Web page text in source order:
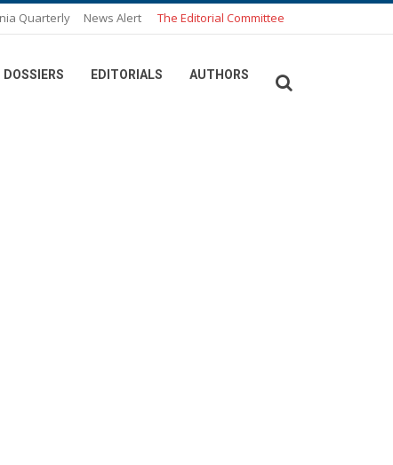
Quarterly News Alert The Editorial Committee
DOSSIERS EDITORIALS AUTHORS